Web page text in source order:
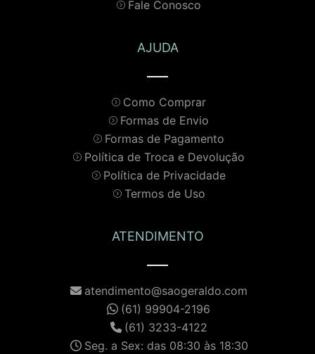
Fale Conosco
AJUDA
Como Comprar
Formas de Envio
Formas de Pagamento
Política de Troca e Devolução
Política de Privacidade
Termos de Uso
ATENDIMENTO
atendimento@saogeraldo.com
(61) 99904-2196
(61) 3233-4122
Seg. a Sex: das 08:30 às 18:30